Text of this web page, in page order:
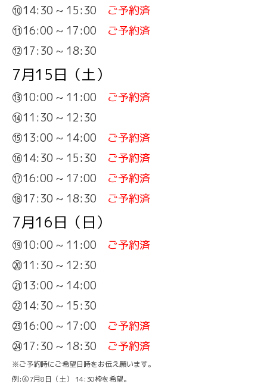
⑩14:30 ~ 15:30 ご予約済
⑪16:00 ~ 17:00 ご予約済
⑫17:30 ~ 18:30
7月15日（土）
⑬10:00 ~ 11:00 ご予約済
⑭11:30 ~ 12:30
⑮13:00 ~ 14:00 ご予約済
⑯14:30 ~ 15:30 ご予約済
⑰16:00 ~ 17:00 ご予約済
⑱17:30 ~ 18:30 ご予約済
7月16日（日）
⑲10:00 ~ 11:00 ご予約済
⑳11:30 ~ 12:30
㉑13:00 ~ 14:00
㉒14:30 ~ 15:30
㉓16:00 ~ 17:00 ご予約済
㉔17:30 ~ 18:30 ご予約済
※ご予約時にご希望日時をお伝え願います。
例:④7月8日（土） 14:30枠を希望。